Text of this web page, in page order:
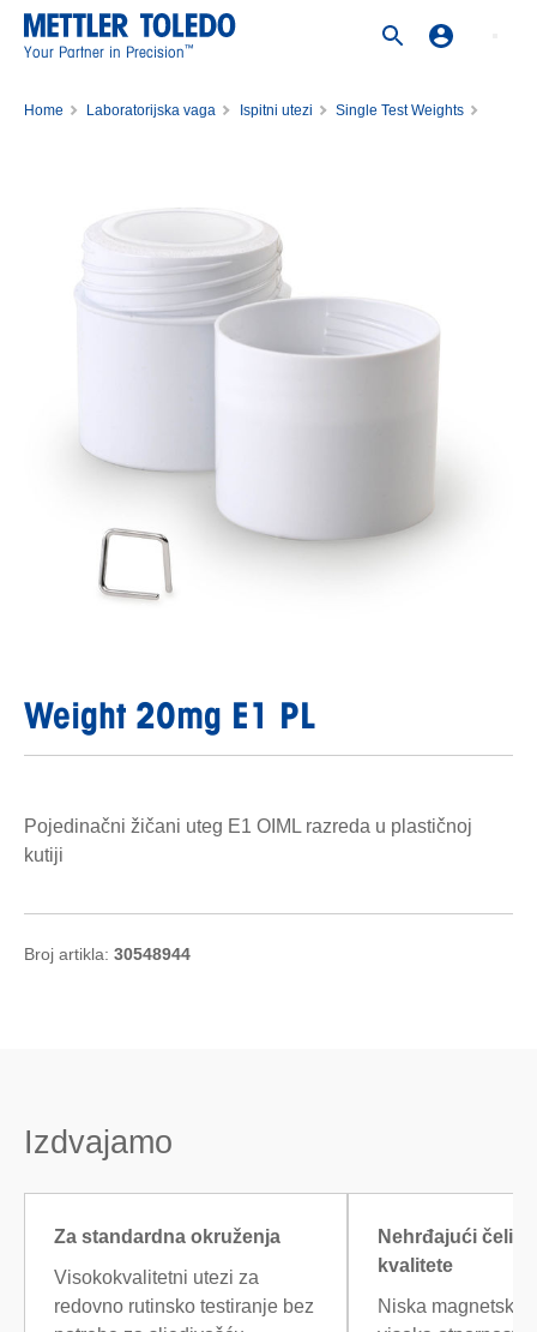
Your Partner in Precision™
Home Laboratorijska vaga Ispitni utezi
Single Test Weights
Weight 20mg E1 PL
Pojedinačni žičani uteg E1 OIML razreda u plastičnoj
kutiji
Broj artikla: 30548944
Izdvajamo
Za standardna okruženja
Visokokvalitetni utezi za
redovno rutinsko testiranje bez
Nehrđajući čelik
kvalitete
Niska magnetska